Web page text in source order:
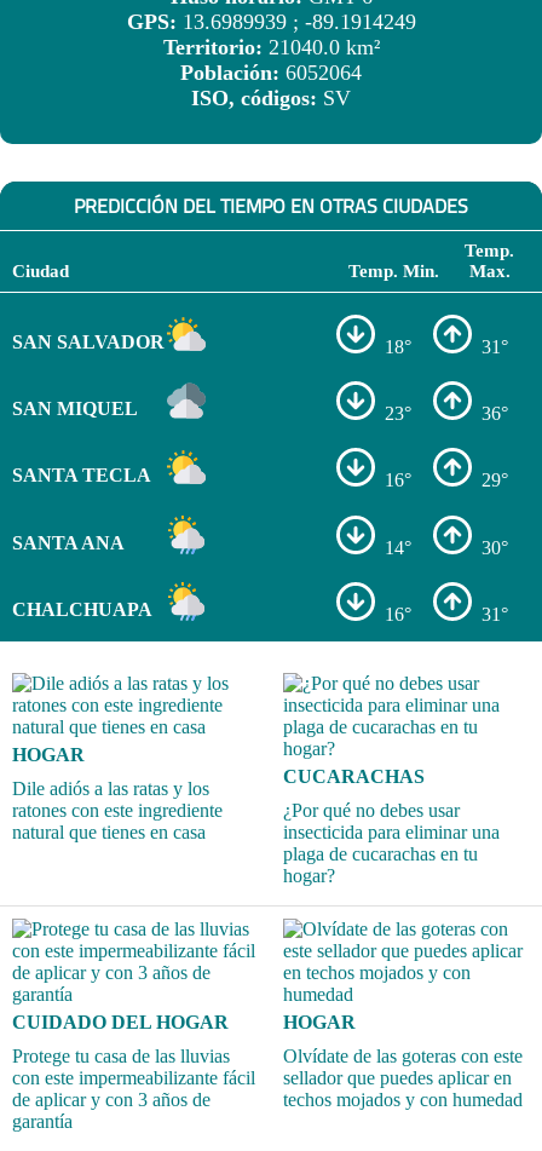
GPS: 13.6989939 ; -89.1914249
Territorio: 21040.0 km²
Población: 6052064
ISO, códigos: SV
PREDICCIÓN DEL TIEMPO EN OTRAS CIUDADES
Ciudad Temp. Min.
Temp.
Max.
SAN SALVADOR 18° 31°
SAN MIQUEL 23° 36°
SANTA TECLA 16° 29°
SANTA ANA 14° 30°
CHALCHUAPA 16° 31°
HOGAR
Dile adiós a las ratas y los
ratones con este ingrediente
natural que tienes en casa
CUCARACHAS
¿Por qué no debes usar
insecticida para eliminar una
plaga de cucarachas en tu
hogar?
CUIDADO DEL HOGAR
Protege tu casa de las lluvias
con este impermeabilizante fácil
de aplicar y con 3 años de
garantía
HOGAR
Olvídate de las goteras con este
sellador que puedes aplicar en
techos mojados y con humedad